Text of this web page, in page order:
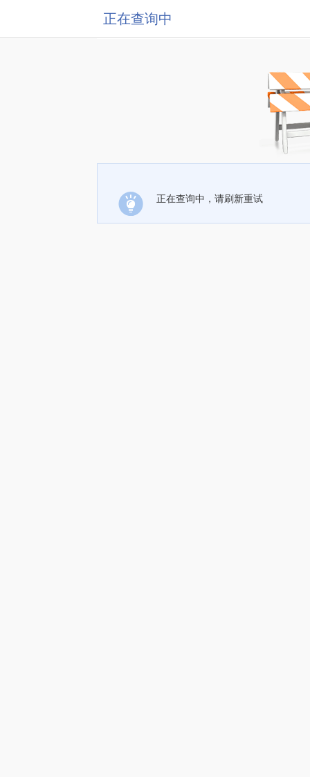
正在查询中
正在查询中，请刷新重试